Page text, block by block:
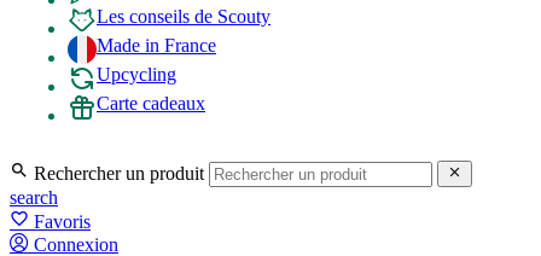
Les conseils de Scouty
Made in France
Upcycling
Carte cadeaux
 Rechercher un produit 
search
favorite_border Favoris
Connexion